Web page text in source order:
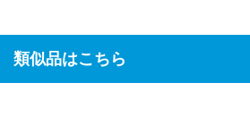
類似品はこちら